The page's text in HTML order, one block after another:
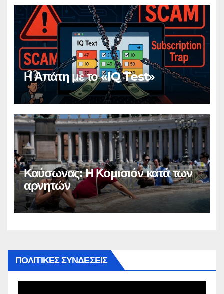
Η Απάτη με το «IQ Test»
Καύσωνας: Η Κομισιόν κατά των
αρνητών
ΠΟΛΙΤΙΚΕΣ ΣΥΝΔΕΣΕΙΣ